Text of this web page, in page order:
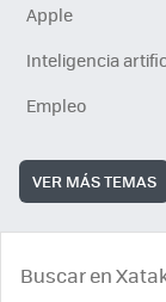
Apple
Inteligencia
Empleo
VER MÁS TEMAS